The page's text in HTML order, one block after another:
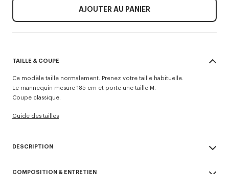
AJOUTER AU PANIER
TAILLE & COUPE
Ce modèle taille normalement. Prenez votre taille habituelle.
Le mannequin mesure 185 cm et porte une taille M.
Coupe classique.
Guide des tailles
DESCRIPTION
COMPOSITION & ENTRETIEN